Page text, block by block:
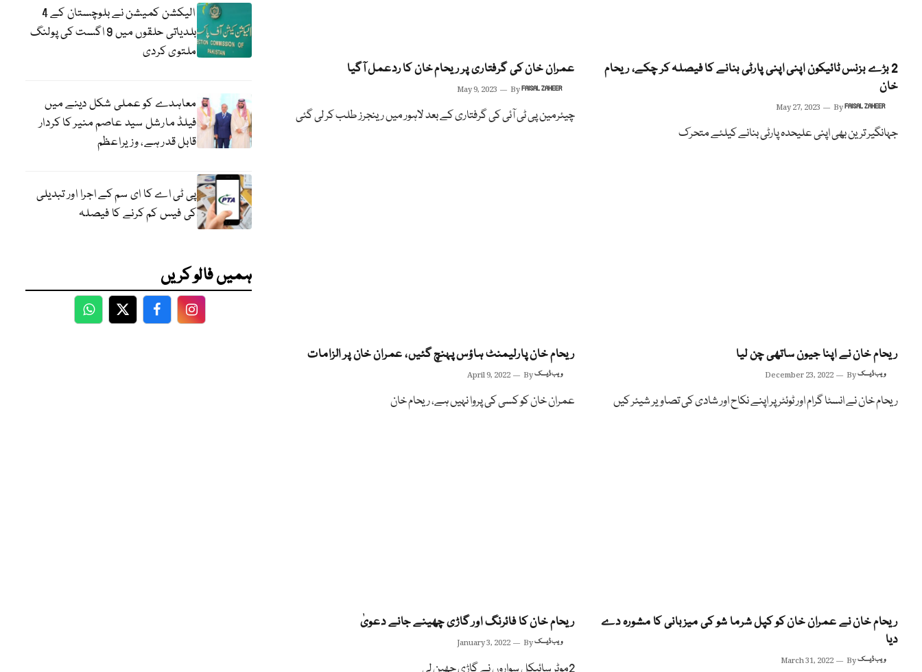
2 بڑے بزنس ٹائیکون اپنی اپنی پارٹی بنانے کا فیصلہ کر چکے، ریحام
خان
May 27, 2023 ByFAISAL ZAHEER
جہانگیر ترین بھی اپنی علیحدہ پارٹی بنانے کیلئے متحرک
عمران خان کی گرفتاری پر ریحام خان کا ردعمل آگیا
May 9, 2023 ByFAISAL ZAHEER
چیئرمین پی ٹی آئی کی گرفتاری کے بعد لاہور میں رینجرز طلب کر لی گئی
ریحام خان نے اپنا جیون ساتھی چن لیا
December 23, 2022 Byویب ڈیسک
ریحام خان نے انسٹا گرام اور ٹوئٹر پر اپنے نکاح اور شادی کی تصاویر شیئر کیں
ریحام خان پارلیمنٹ ہاؤس پہنچ گئیں، عمران خان پر الزامات
April 9, 2022 Byویب ڈیسک
عمران خان کو کسی کی پروا نہیں ہے، ریحام خان
ریحام خان نے عمران خان کو کپل شرما شو کی میزبانی کا مشورہ دے
دیا
March 31, 2022 Byویب ڈیسک
ریحام خان کا فائرنگ اور گاڑی چھینے جانے دعویٰ
January 3, 2022 Byویب ڈیسک
الیکشن کمیشن نے بلوچستان کے 4
بلدیاتی حلقوں میں 9 اگست کی پولنگ
ملتوی کردی
معاہدے کو عملی شکل دینے میں
فیلڈ مارشل سید عاصم منیر کا کردار
قابل قدر ہے، وزیراعظم
پی ٹی اے کا ای سم کے اجرا اور تبدیلی
کی فیس کم کرنے کا فیصلہ
ہمیں فالو کریں
WhatsApp
TwitterFacebookFacebook